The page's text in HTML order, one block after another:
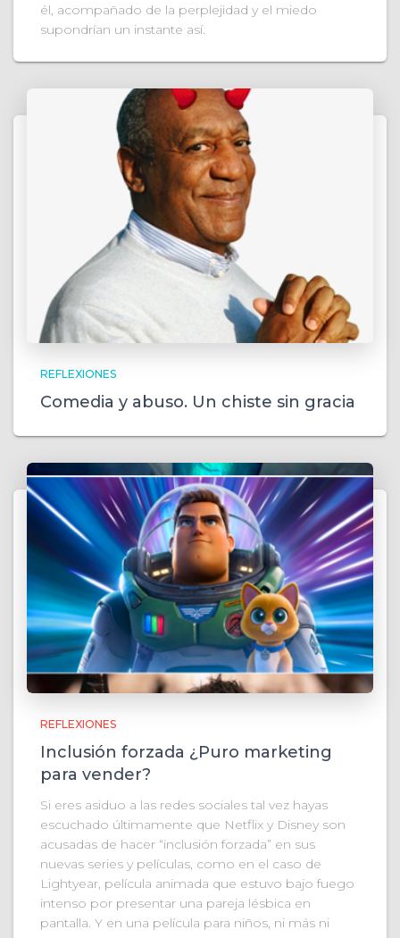
él, acompañado de la perplejidad y el miedo
supondrían un instante así.
REFLEXIONES
Comedia y abuso. Un chiste sin gracia
REFLEXIONES
Inclusión forzada ¿Puro marketing
para vender?
Si eres asiduo a las redes sociales tal vez hayas
escuchado últimamente que Netflix y Disney son
acusadas de hacer “inclusión forzada” en sus
nuevas series y películas, como en el caso de
Lightyear, película animada que estuvo bajo fuego
intenso por presentar una pareja lésbica en
pantalla. Y en una película para niños, ni más ni